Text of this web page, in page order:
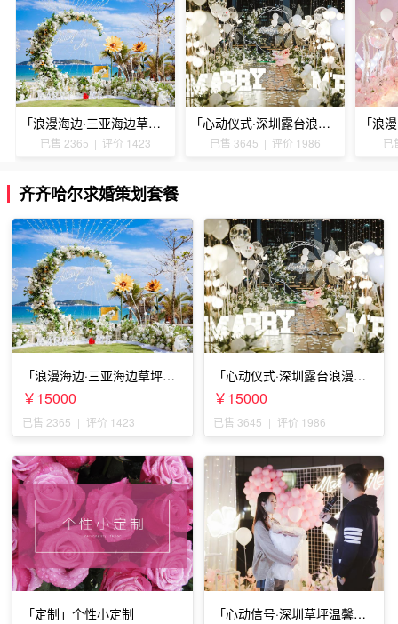
「浪漫海边·三亚海边草坪浪漫求婚」
已售 2365 | 评价 1423
「心动仪式·深圳露台浪漫求婚」
已售 3645 | 评价 1986 已
齐齐哈尔求婚策划套餐
「浪漫海边·三亚海边草坪浪
漫求婚」
￥15000
已售 2365 | 评价 1423
「心动仪式·深圳露台浪漫求
婚」
￥15000
已售 3645 | 评价 1986
「定制」个性小定制
「心动信号·深圳草坪温馨求